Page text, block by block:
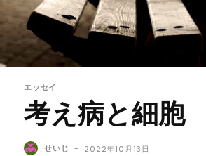
エッセイ
考え病と細胞
せいじ - 2022年10月13日